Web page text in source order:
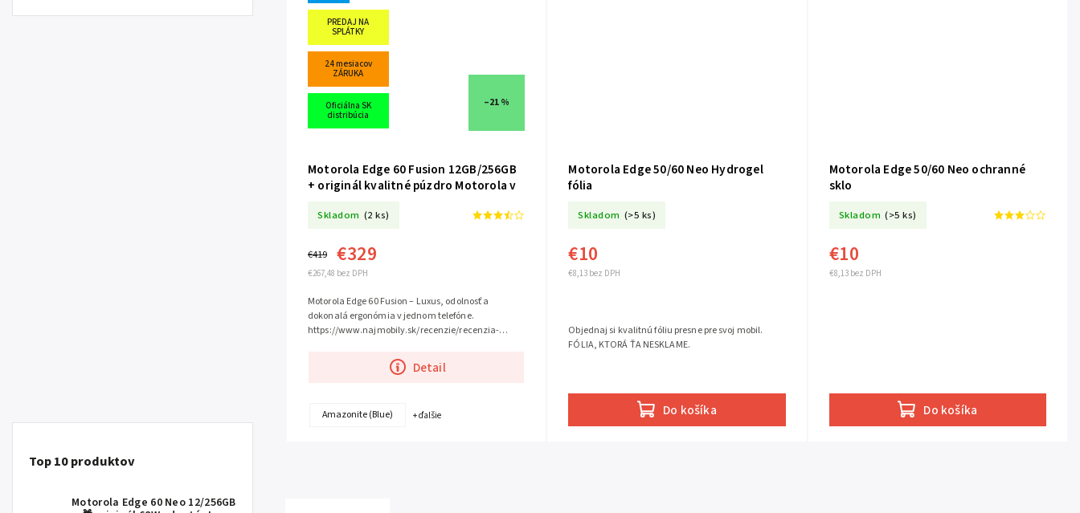
Top 10 produktov
Motorola Edge 60 Neo 12/256GB
PREDAJ NA
SPLÁTKY
24 mesiacov
ZÁRUKA
Oficiálna SK
distribúcia
–21 %
Motorola Edge 60 Fusion 12GB/256GB
+ originál kvalitné púzdro Motorola v
Skladom (2 ks)
€267,48 bez DPH
€419 €329
Detail
Motorola Edge 60 Fusion – Luxus, odolnosť a
dokonalá ergonómia v jednom telefóne.
https://www.najmobily.sk/recenzie/recenzia-
Amazonite (Blue) + ďalšie
Motorola Edge 50/60 Neo Hydrogel
fólia
Skladom (>5 ks)
€8,13 bez DPH
€10
Do košíka
Objednaj si kvalitnú fóliu presne pre svoj mobil.
FÓLIA, KTORÁ ŤA NESKLAME.
Motorola Edge 50/60 Neo ochranné
sklo
Skladom (>5 ks)
€8,13 bez DPH
€10
Do košíka